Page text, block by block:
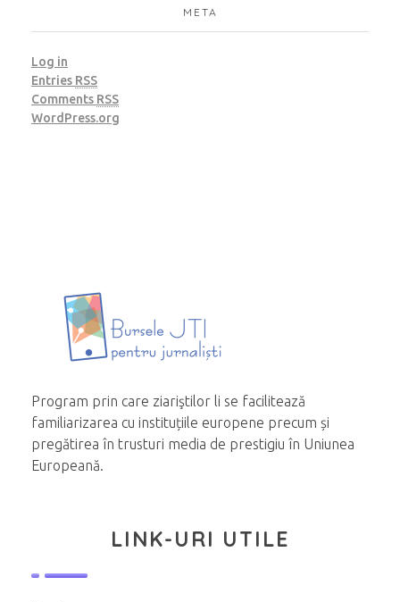
META
Log in
Entries RSS
Comments RSS
WordPress.org
Program prin care ziariştilor li se facilitează
familiarizarea cu instituțiile europene precum și
pregătirea în trusturi media de prestigiu în Uniunea
Europeană.
LINK-URI UTILE